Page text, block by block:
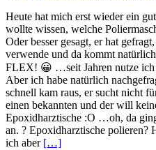
Heute hat mich erst wieder ein
wollte wissen, welche
Oder besser gesagt, er hat
verwende und da kommt
FLEX! 😀 …seit Jahren nutze ich
Aber ich habe natürlich
schnell kam raus, er sucht nicht
einen bekannten und der will
Epoxidharztische :O …oh, da
an. ? Epoxidharztische polieren?
ich aber […]